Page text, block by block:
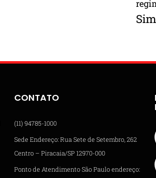
CONTATO
(11) 94785-1000
Sede Endereço: Rua Sete de Setembro, 262
Centro – Piracaia/SP 12970-000
Ponto de Atendimento São Paulo endereço: